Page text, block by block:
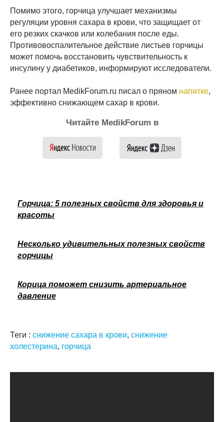
Помимо этого, горчица улучшает механизмы
регуляции уровня сахара в крови, что защищает от
его резких скачков или колебания после еды.
Противовоспалительное действие листьев горчицы
может помочь восстановить чувствительность к
инсулину у диабетиков, информируют исследователи.
Ранее портал MedikForum.ru писал о пряном напитке,
эффективно снижающем сахар в крови.
Читайте MedikForum в
Горчица: 5 полезных свойств для здоровья и
красоты
Несколько удивительных полезных свойств
горчицы
Корица поможет снизить артериальное
давление
Теги : снижение сахара в крови, снижение
холестерина, горчица